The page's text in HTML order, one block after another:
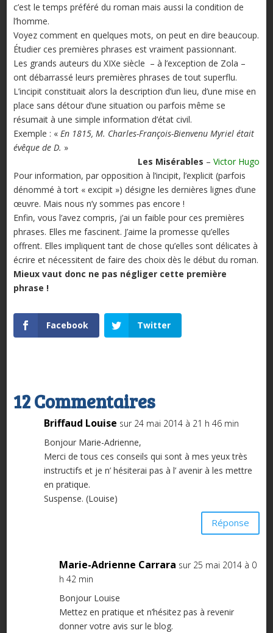
c’est le temps préféré du roman mais aussi la condition de
l’homme.
Voyez comment en quelques mots, on peut en dire beaucoup.
Étudier ces premières phrases est vraiment passionnant.
Les grands auteurs du XIXe siècle – à l’exception de Zola –
ont débarrassé leurs premières phrases de tout superflu.
L’incipit constituait alors la description d’un lieu, d’une mise en
place sans détour d’une situation ou parfois même se
résumait à une simple information d’état civil.
Exemple : « En 1815, M. Charles-François-Bienvenu Myriel était
évêque de D. »
Les Misérables – Victor Hugo
Pour information, par opposition à l’incipit, l’explicit (parfois
dénommé à tort « excipit ») désigne les dernières lignes d’une
œuvre. Mais nous n’y sommes pas encore !
Enfin, vous l’avez compris, j’ai un faible pour ces premières
phrases. Elles me fascinent. J’aime la promesse qu’elles
offrent. Elles impliquent tant de chose qu’elles sont délicates à
écrire et nécessitent de faire des choix dès le début du roman.
Mieux vaut donc ne pas négliger cette première
phrase !
Facebook Twitter
12 Commentaires
Briffaud Louise sur 24 mai 2014 à 21 h 46 min
Bonjour Marie-Adrienne,
Merci de tous ces conseils qui sont à mes yeux très
instructifs et je n’ hésiterai pas à l’ avenir à les mettre
en pratique.
Suspense. (Louise)
Réponse
Marie-Adrienne Carrara sur 25 mai 2014 à 0
h 42 min
Bonjour Louise
Mettez en pratique et n’hésitez pas à revenir
donner votre avis sur le blog.